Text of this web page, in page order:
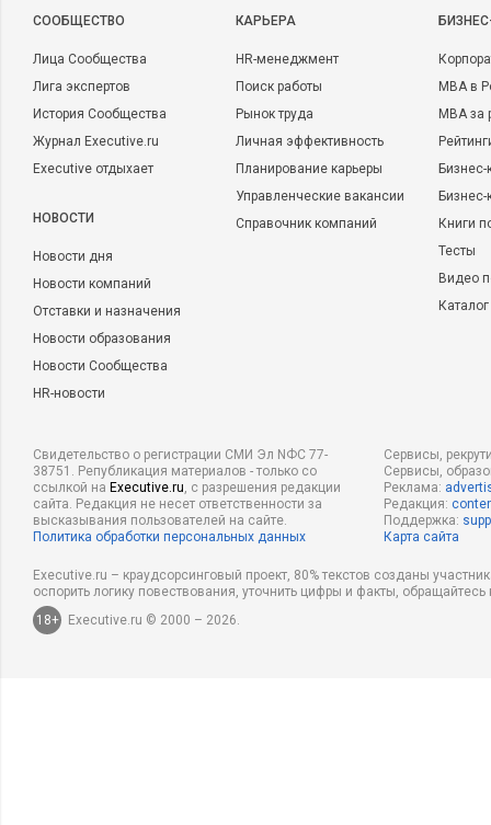
CООБЩЕСТВО
Лица Сообщества
Лига экспертов
История Сообщества
Журнал Executive.ru
Executive отдыхает
НОВОСТИ
Новости дня
Новости компаний
Отставки и назначения
Новости образования
Новости Сообщества
HR-новости
КАРЬЕРА
HR-менеджмент
Поиск работы
Рынок труда
Личная эффективность
Планирование карьеры
Управленческие вакансии
Справочник компаний
MBA в
MBA
Бизнес-
Книги
Тесты
Видео
Свидетельство о регистрации СМИ Эл NФС 77-
38751. Републикация материалов - только со
ссылкой на Executive.ru, с разрешения редакции
сайта. Редакция не несет ответственности за
высказывания пользователей на сайте.
Политика обработки персональных данных
Сервисы,
Сервисы,
Реклама:
Редакция:
Поддержка:
Карта сайта
Executive.ru – краудсорсинговый проект, 80% текстов созданы
оспорить логику повествования, уточнить цифры и факты,
18+
Executive.ru © 2000 – 2026.